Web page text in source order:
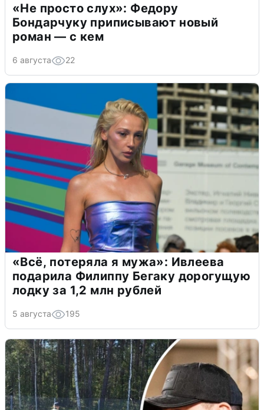
«Не просто слух»: Федору
Бондарчуку приписывают новый
роман — с кем
6 августа 22
«Всё, потеряла я мужа»: Ивлеева
подарила Филиппу Бегаку дорогущую
лодку за 1,2 млн рублей
5 августа 195